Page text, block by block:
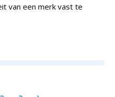
van een merk vast te